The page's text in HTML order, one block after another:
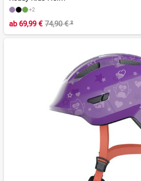
+2
ab69,99 € 74,90 €²